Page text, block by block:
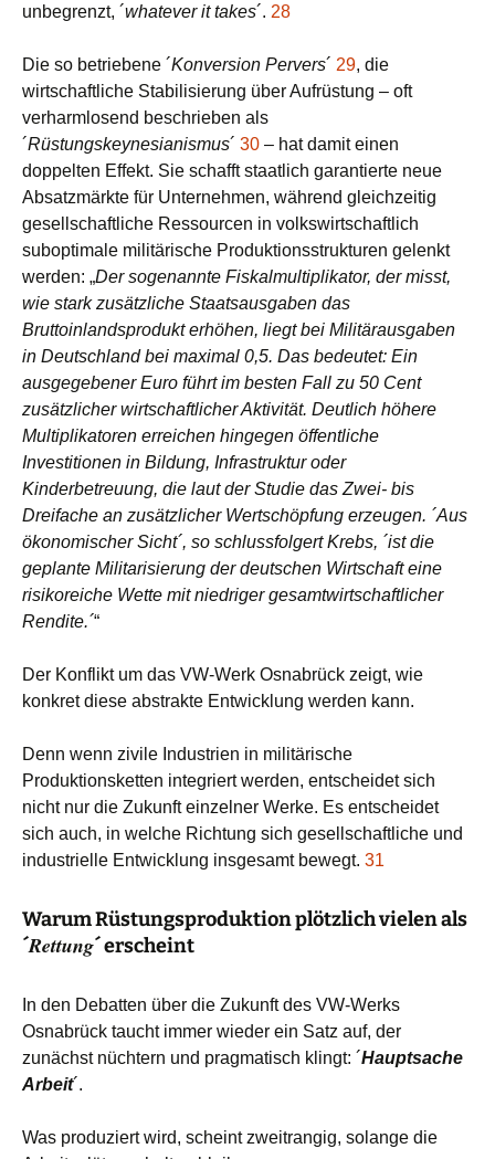
unbegrenzt, ´whatever it takes´. 28
Die so betriebene ´Konversion Pervers´ 29, die
wirtschaftliche Stabilisierung über Aufrüstung – oft
verharmlosend beschrieben als
´Rüstungskeynesianismus´ 30 – hat damit einen
doppelten Effekt. Sie schafft staatlich garantierte neue
Absatzmärkte für Unternehmen, während gleichzeitig
gesellschaftliche Ressourcen in volkswirtschaftlich
suboptimale militärische Produktionsstrukturen gelenkt
werden: „Der sogenannte Fiskalmultiplikator, der misst,
wie stark zusätzliche Staats­ausgaben das
Bruttoinlandsprodukt erhöhen, liegt bei Militärausgaben
in Deutschland bei maximal 0,5. Das bedeutet: Ein
ausgegebener Euro führt im besten Fall zu 50 Cent
zusätzlicher wirtschaft­licher Aktivität. Deutlich höhere
Multiplikatoren erreichen hingegen öffentliche
Investitionen in Bildung, Infrastruktur oder
Kinderbetreuung, die laut der Studie das Zwei- bis
Dreifache an zusätzlicher Wertschöpfung erzeugen. ´Aus
ökonomischer Sicht´, so schlussfolgert Krebs, ´ist die
geplante Militarisierung der deutschen Wirtschaft eine
risikoreiche Wette mit niedriger gesamtwirtschaft­licher
Rendite.´“
Der Konflikt um das VW-Werk Osnabrück zeigt, wie
konkret diese abstrakte Entwicklung werden kann.
Denn wenn zivile Industrien in militärische
Produktionsketten integriert werden, entscheidet sich
nicht nur die Zukunft einzelner Werke. Es entscheidet
sich auch, in welche Richtung sich gesellschaftliche und
industrielle Entwicklung insgesamt bewegt. 31
Warum Rüstungsproduktion plötzlich vielen als
´Rettung´ erscheint
In den Debatten über die Zukunft des VW-Werks
Osnabrück taucht immer wieder ein Satz auf, der
zunächst nüchtern und pragmatisch klingt: ´Hauptsache
Arbeit´.
Was produziert wird, scheint zweitrangig, solange die